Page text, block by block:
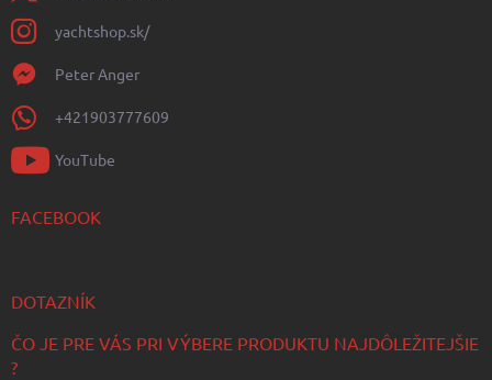
yachtshop.sk/
Peter Anger
+421903777609
YouTube
FACEBOOK
DOTAZNÍK
ČO JE PRE VÁS PRI VÝBERE PRODUKTU NAJDÔLEŽITEJŠIE
?